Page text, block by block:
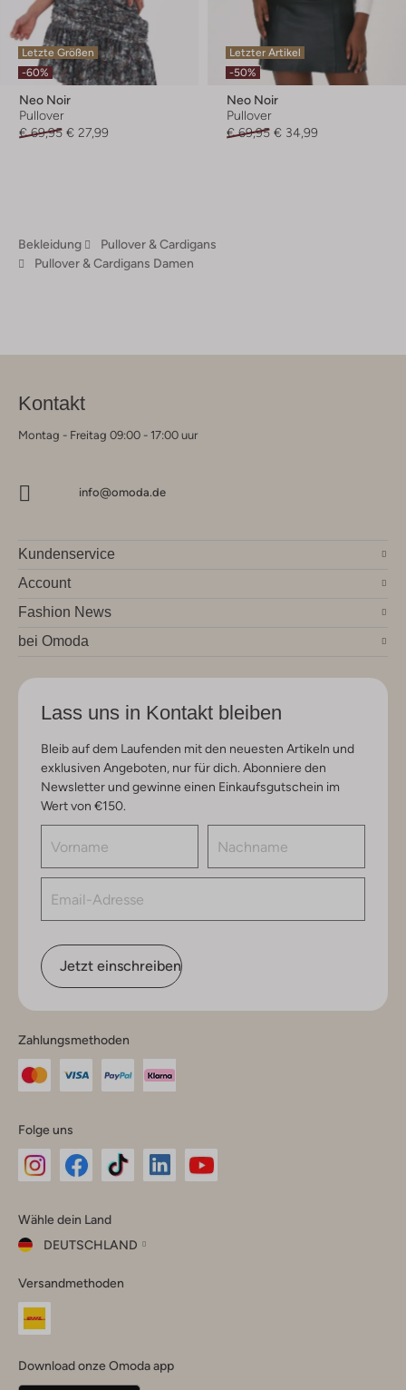
Letzte Größen
-60%
Neo Noir
Pullover
€ 69,95 € 27,99
Letzter Artikel
-50%
Neo Noir
Pullover
€ 69,95 € 34,99
Bekleidung
Pullover & Cardigans
Pullover & Cardigans Damen
Kontakt
Montag - Freitag 09:00 - 17:00 uur
info@omoda.de
Kundenservice
Account
Fashion News
bei Omoda
Lass uns in Kontakt bleiben
Bleib auf dem Laufenden mit den neuesten Artikeln und
exklusiven Angeboten, nur für dich. Abonniere den
Newsletter und gewinne einen Einkaufsgutschein im
Wert von €150.
Jetzt einschreiben
Zahlungsmethoden
Folge uns
Instagram
Facebook
TikTok
Wähle dein Land
DEUTSCHLAND
dein
Land
Belgique(Français)
Versandmethoden
Download onze Omoda app